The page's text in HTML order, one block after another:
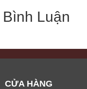
Bình Luận
CỬA HÀNG